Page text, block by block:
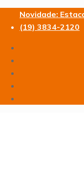
Novidade:
(19) 3834-2120